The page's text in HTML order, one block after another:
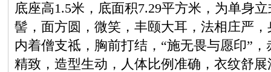
底座高1.5米，底面积7.29平方米，为单身
髻，面方圆，微笑，丰颐大耳，法相庄严
内着僧支祗，胸前打结，“施无畏与愿印”
精致，造型生动，人体比例准确，衣纹舒